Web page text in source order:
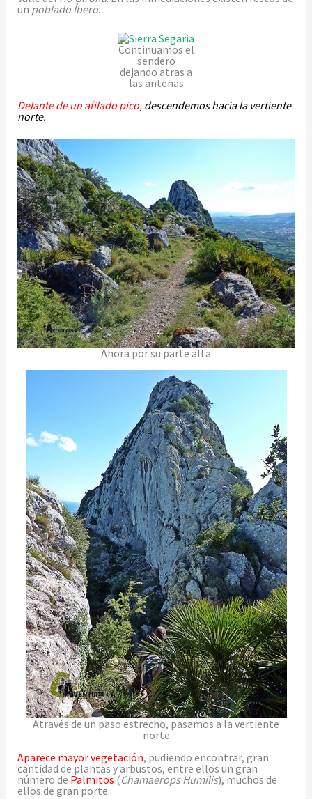
un poblado Íbero.
Continuamos el
sendero
dejando atras a
las antenas
Delante de un afilado pico, descendemos hacia la vertiente
norte.
Ahora por su parte alta
Através de un paso estrecho, pasamos a la vertiente
norte
Aparece mayor vegetación, pudiendo encontrar, gran
cantidad de plantas y arbustos, entre ellos un gran
número de Palmitos (Chamaerops Humilis), muchos de
ellos de gran porte.